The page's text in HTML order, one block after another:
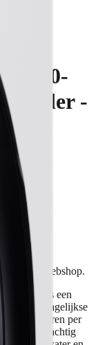
5000-
-
bij de webshop.
is een
voor dagelijkse
1.400 toeren per
hij krachtig